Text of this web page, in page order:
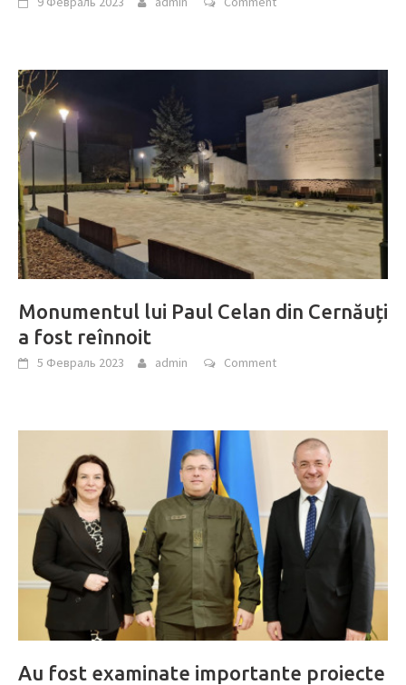
Monumentul lui Paul Celan din Cernăuți
a fost reînnoit
5 Февраль 2023 admin Comment
Au fost examinate importante proiecte